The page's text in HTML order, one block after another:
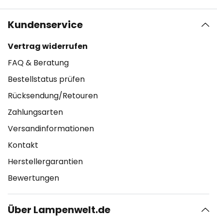
Kundenservice
Vertrag widerrufen
FAQ & Beratung
Bestellstatus prüfen
Rücksendung/Retouren
Zahlungsarten
Versandinformationen
Kontakt
Herstellergarantien
Bewertungen
Über Lampenwelt.de